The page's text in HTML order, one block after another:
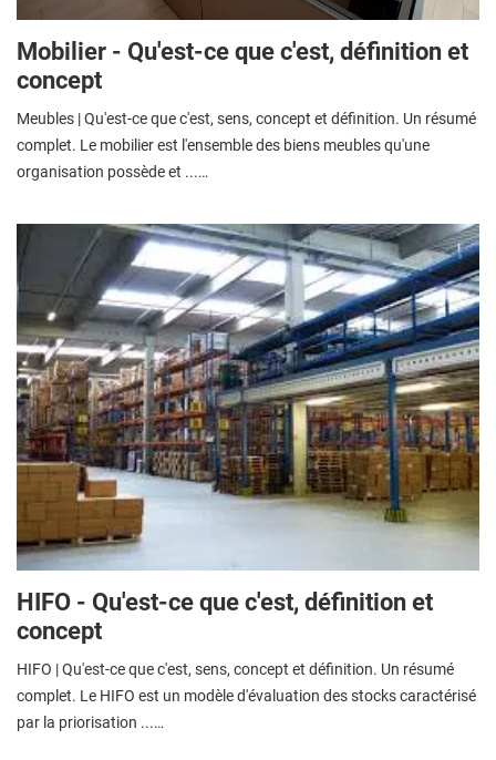
Mobilier - Qu'est-ce que c'est, définition et
concept
Meubles | Qu'est-ce que c'est, sens, concept et définition. Un résumé
complet. Le mobilier est l'ensemble des biens meubles qu'une
organisation possède et ...…
HIFO - Qu'est-ce que c'est, définition et
concept
HIFO | Qu'est-ce que c'est, sens, concept et définition. Un résumé
complet. Le HIFO est un modèle d'évaluation des stocks caractérisé
par la priorisation ...…